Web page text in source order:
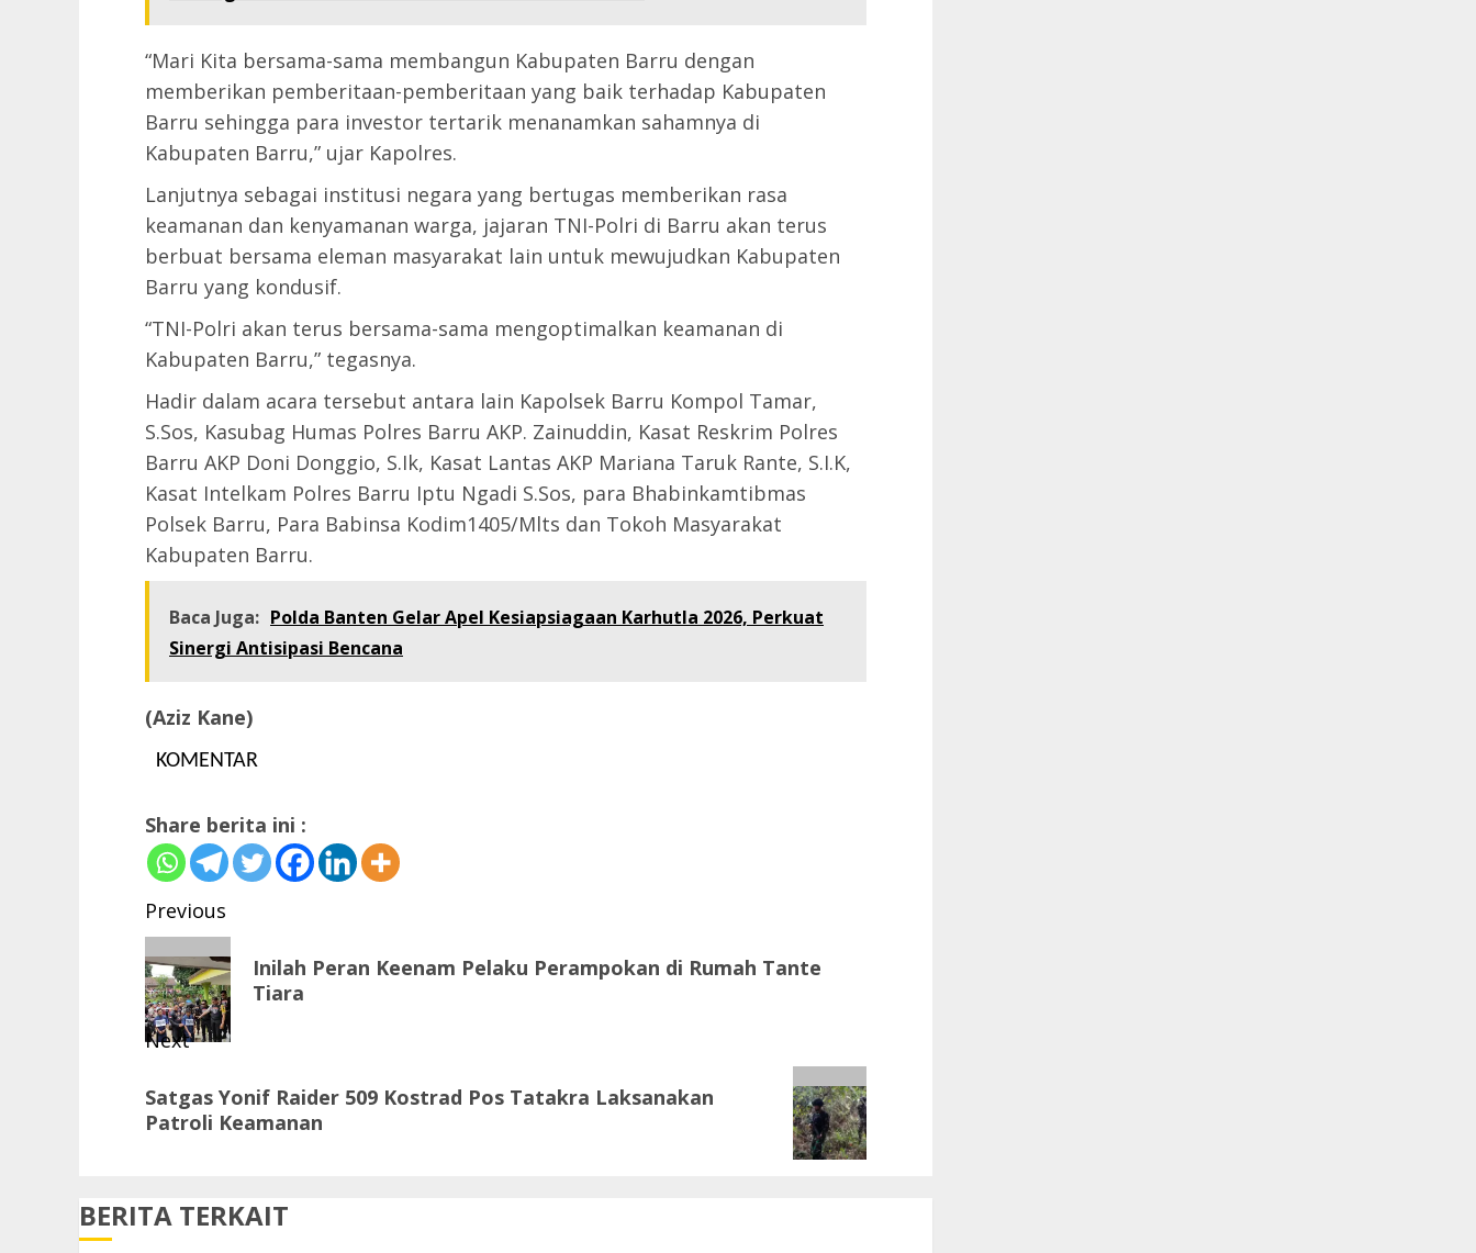
“Mari Kita bersama-sama membangun Kabupaten Barru dengan
memberikan pemberitaan-pemberitaan yang baik terhadap Kabupaten
Barru sehingga para investor tertarik menanamkan sahamnya di
Kabupaten Barru,” ujar Kapolres.
Lanjutnya sebagai institusi negara yang bertugas memberikan rasa
keamanan dan kenyamanan warga, jajaran TNI-Polri di Barru akan terus
berbuat bersama eleman masyarakat lain untuk mewujudkan Kabupaten
Barru yang kondusif.
“TNI-Polri akan terus bersama-sama mengoptimalkan keamanan di
Kabupaten Barru,” tegasnya.
Hadir dalam acara tersebut antara lain Kapolsek Barru Kompol Tamar,
S.Sos, Kasubag Humas Polres Barru AKP. Zainuddin, Kasat Reskrim Polres
Barru AKP Doni Donggio, S.Ik, Kasat Lantas AKP Mariana Taruk Rante, S.I.K,
Kasat Intelkam Polres Barru Iptu Ngadi S.Sos, para Bhabinkamtibmas
Polsek Barru, Para Babinsa Kodim1405/Mlts dan Tokoh Masyarakat
Kabupaten Barru.
Baca Juga: Polda Banten Gelar Apel Kesiapsiagaan Karhutla 2026, Perkuat
Sinergi Antisipasi Bencana
(Aziz Kane)
KOMENTAR
Share berita ini :
Post
navigation
Previous
Previous
post:
Inilah Peran Keenam Pelaku Perampokan di Rumah Tante
Tiara
Next
post:
Satgas Yonif Raider 509 Kostrad Pos Tatakra Laksanakan
Patroli Keamanan
BERITA TERKAIT